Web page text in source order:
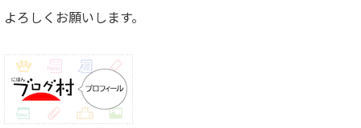
よろしくお願いします。